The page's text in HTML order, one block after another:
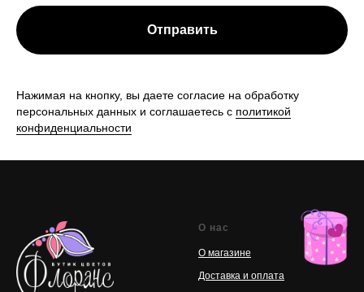
Отправить
Нажимая на кнопку, вы даете согласие на обработку
персональных данных и соглашаетесь с политикой
конфиденциальности
О нас
О магазине
Доставка и оплата